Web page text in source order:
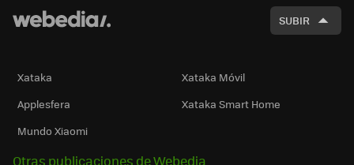
SUBIR
Xataka
Xataka Móvil
Applesfera
Xataka Smart Home
Mundo Xiaomi
Otras publicaciones de Webedia